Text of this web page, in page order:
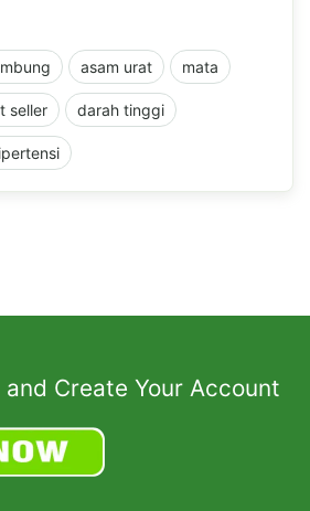
asam urat mata
seller darah tinggi
Create Your Account